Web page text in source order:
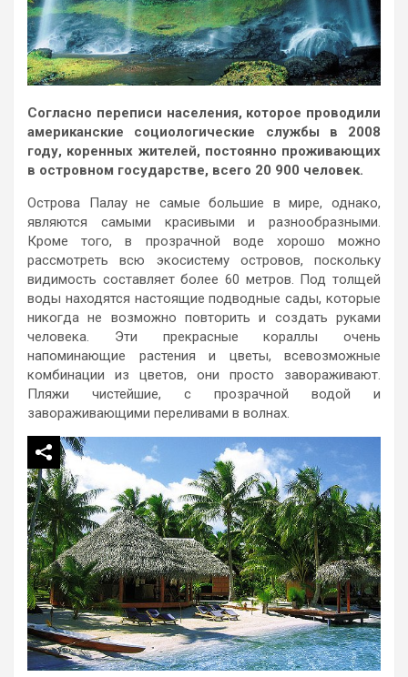
Согласно переписи населения, которое проводили
американские социологические службы в 2008
году, коренных жителей, постоянно проживающих
в островном государстве, всего 20 900 человек.
Острова Палау не самые большие в мире, однако,
являются самыми красивыми и разнообразными.
Кроме того, в прозрачной воде хорошо можно
рассмотреть всю экосистему островов, поскольку
видимость составляет более 60 метров. Под толщей
воды находятся настоящие подводные сады, которые
никогда не возможно повторить и создать руками
человека. Эти прекрасные кораллы очень
напоминающие растения и цветы, всевозможные
комбинации из цветов, они просто завораживают.
Пляжи чистейшие, с прозрачной водой и
завораживающими переливами в волнах.